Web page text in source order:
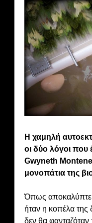
Η χαμηλή
οι δύο λόγοι
Gwyneth
μονοπάτια της
Όπως
ήταν η κοπέλα της
δεν θα φανταζόταν